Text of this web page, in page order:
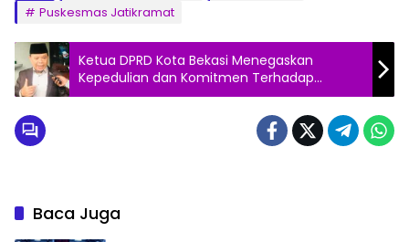
Puskesmas Jatikramat
Ketua DPRD Kota Bekasi Menegaskan
Kepedulian dan Komitmen Terhadap
Tenaga Kerja Kontrak
Baca Juga